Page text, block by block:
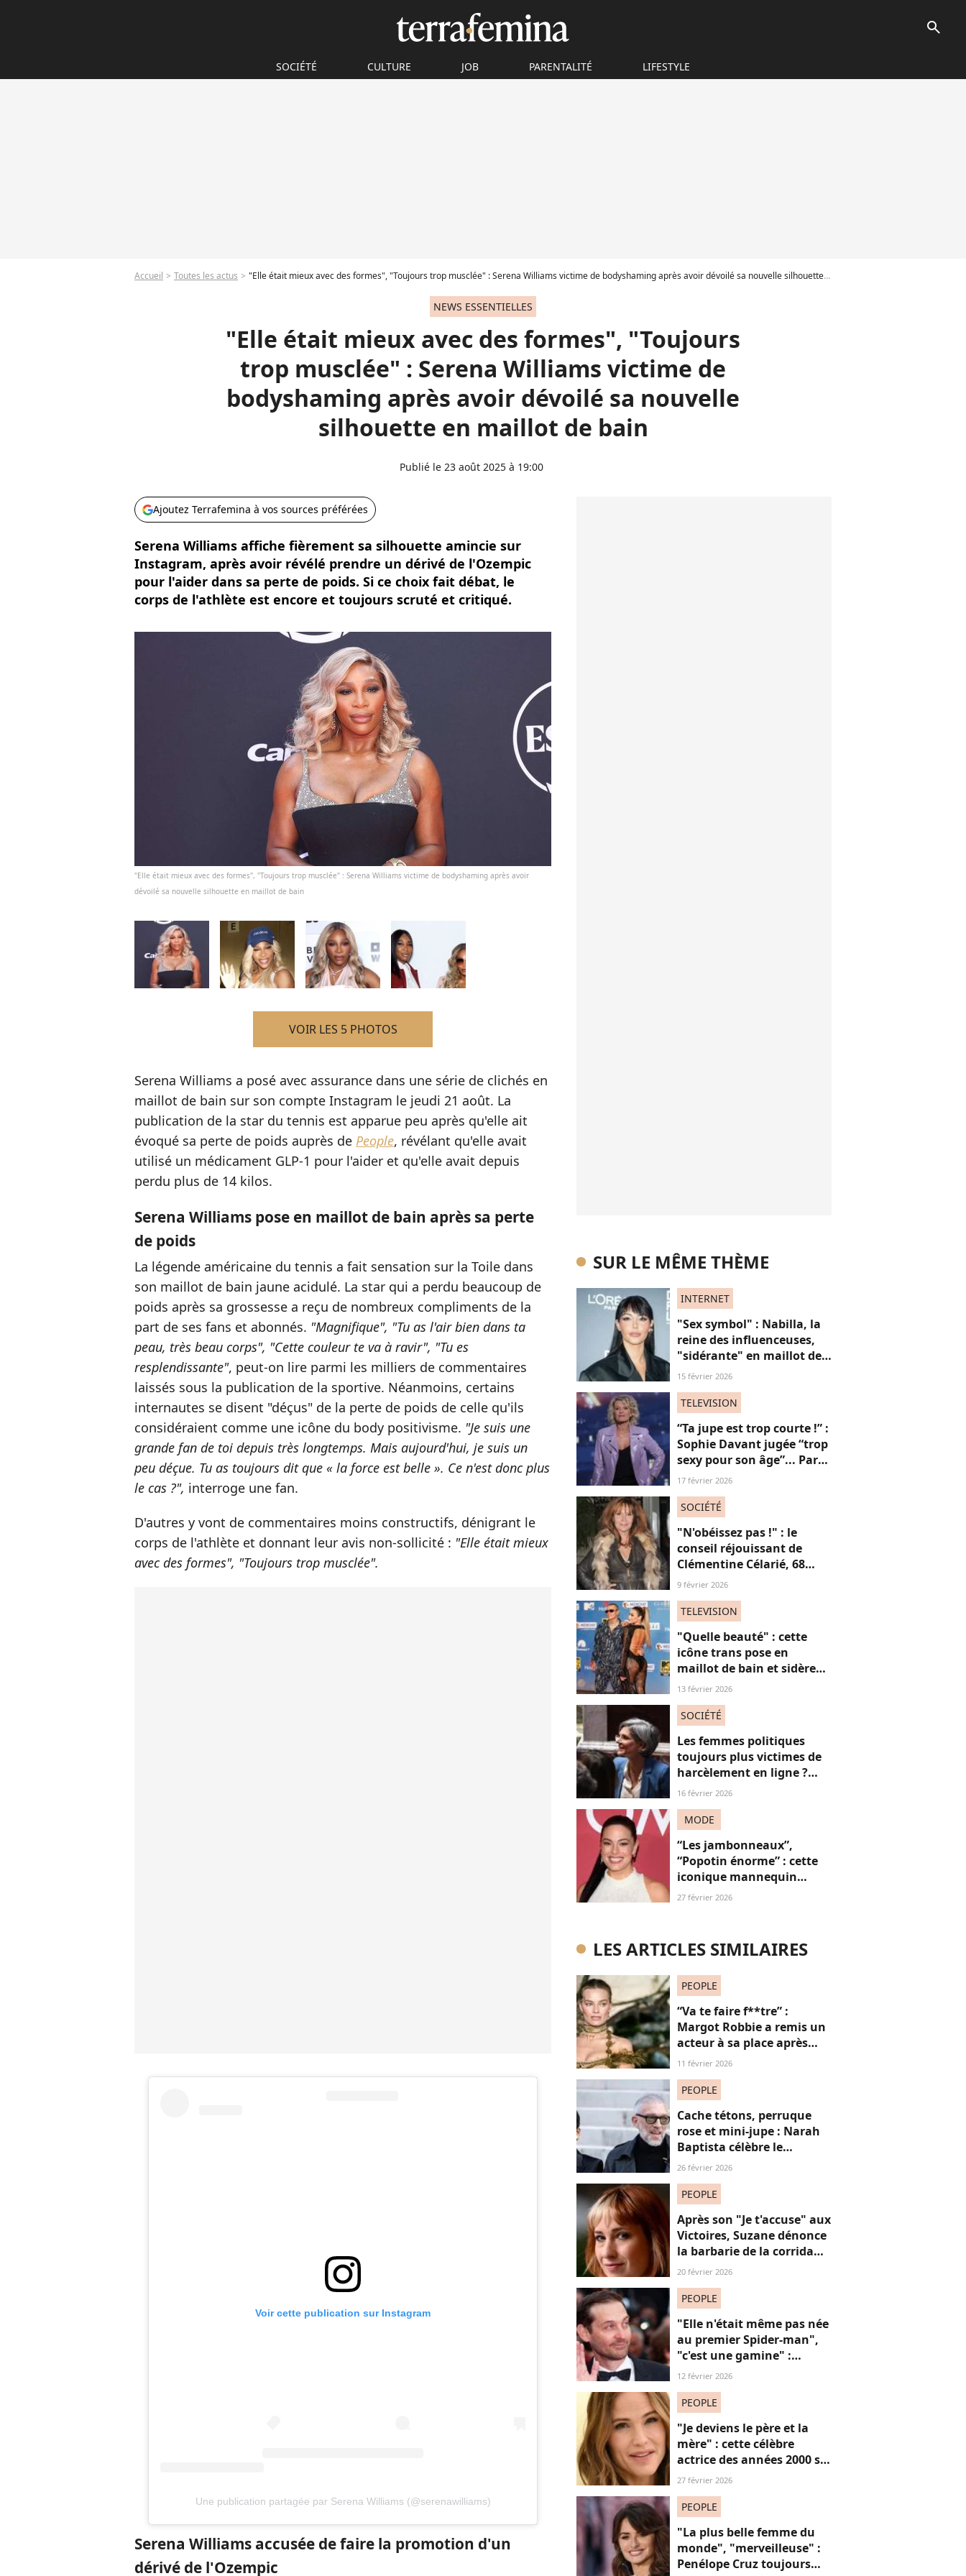
search
SOCIÉTÉ CULTURE JOB PARENTALITÉ LIFESTYLE
Accueil Toutes les actus "Elle était mieux avec des formes", "Toujours trop musclée" : Serena Williams victime de bodyshaming après avoir dévoilé sa nouvelle silhouette en maillot de bain
NEWS ESSENTIELLES
"Elle était mieux avec des formes", "Toujours
trop musclée" : Serena Williams victime de
bodyshaming après avoir dévoilé sa nouvelle
silhouette en maillot de bain
Publié le 23 août 2025 à 19:00
Ajoutez Terrafemina à vos sources préférées
Serena Williams affiche fièrement sa silhouette amincie sur
Instagram, après avoir révélé prendre un dérivé de l'Ozempic
pour l'aider dans sa perte de poids. Si ce choix fait débat, le
corps de l'athlète est encore et toujours scruté et critiqué.
"Elle était mieux avec des formes", "Toujours trop musclée" : Serena Williams victime de bodyshaming après avoir
dévoilé sa nouvelle silhouette en maillot de bain
VOIR LES 5 PHOTOS
Serena Williams a posé avec assurance dans une série de clichés en
maillot de bain sur son compte Instagram le jeudi 21 août. La
publication de la star du tennis est apparue peu après qu'elle ait
évoqué sa perte de poids auprès de People, révélant qu'elle avait
utilisé un médicament GLP-1 pour l'aider et qu'elle avait depuis
perdu plus de 14 kilos.
Serena Williams pose en maillot de bain après sa perte
de poids
La légende américaine du tennis a fait sensation sur la Toile dans
son maillot de bain jaune acidulé. La star qui a perdu beaucoup de
poids après sa grossesse a reçu de nombreux compliments de la
part de ses fans et abonnés. "Magnifique", "Tu as l'air bien dans ta
peau, très beau corps", "Cette couleur te va à ravir", "Tu es
resplendissante", peut-on lire parmi les milliers de commentaires
laissés sous la publication de la sportive. Néanmoins, certains
internautes se disent "déçus" de la perte de poids de celle qu'ils
considéraient comme une icône du body positivisme. "Je suis une
grande fan de toi depuis très longtemps. Mais aujourd'hui, je suis un
peu déçue. Tu as toujours dit que « la force est belle ». Ce n'est donc plus
le cas ?", interroge une fan.
D'autres y vont de commentaires moins constructifs, dénigrant le
corps de l'athlète et donnant leur avis non-sollicité : "Elle était mieux
avec des formes", "Toujours trop musclée".
Voir cette publication sur Instagram
Une publication partagée par Serena Williams (@serenawilliams)
Serena Williams accusée de faire la promotion d'un
dérivé de l'Ozempic
SUR LE MÊME THÈME
INTERNET
"Sex symbol" : Nabilla, la
reine des influenceuses,
"sidérante" en maillot de
bain sur ces photos de
15 février 2026
TELEVISION
“Ta jupe est trop courte !” :
Sophie Davant jugée “trop
sexy pour son âge”... Par
des femmes (adieu la
17 février 2026
SOCIÉTÉ
"N'obéissez pas !" : le
conseil réjouissant de
Clémentine Célarié, 68
ans, aux jeunes femmes
toujours trop"
9 février 2026
TELEVISION
"Quelle beauté" : cette
icône trans pose en
maillot de bain et sidère
ses fans, une ode intime
13 février 2026
SOCIÉTÉ
Les femmes politiques
toujours plus victimes de
harcèlement en ligne ?
Une étude interroge ce
16 février 2026
MODE
“Les jambonneaux”,
“Popotin énorme” : cette
iconique mannequin
victime de grossophobie,
27 février 2026
LES ARTICLES SIMILAIRES
PEOPLE
“Va te faire f**tre” :
Margot Robbie a remis un
acteur à sa place après
qu’il lui a conseillé de
11 février 2026
PEOPLE
Cache tétons, perruque
rose et mini-jupe : Narah
Baptista célèbre le
carnaval de Rio avec son
de 30 ans son aîné
26 février 2026
PEOPLE
Après son "Je t'accuse" aux
Victoires, Suzane dénonce
la barbarie de la corrida
avec cette reprise iconique
20 février 2026
PEOPLE
"Elle n'était même pas née
au premier Spider-man",
"c'est une gamine" :
l'apparition de cet acteur
ans de moins que lui
12 février 2026
PEOPLE
"Je deviens le père et la
mère" : cette célèbre
actrice des années 2000 se
confie sur sa vie de parent
27 février 2026
PEOPLE
"La plus belle femme du
monde", "merveilleuse" :
Penélope Cruz toujours